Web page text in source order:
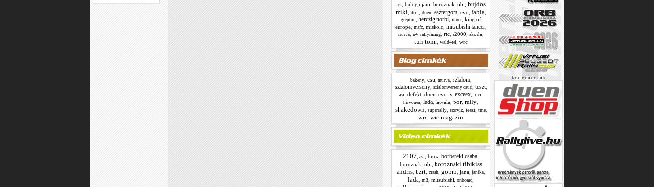
asi balogh jani boroznaki tibi bujdos
miki drift duen esztergom evo fabia
grepton herczig norbi, itiner, king of
europe mafc miskolc mitsubishi lancer
murva n4 rallyracing rte s2000 skoda
turi tomi wald4tel wrc
bakony csu murva szlalom
szlalomverseny szlalomverseny csuri teszt
asi defekt duen evo iv, exceex frici
hirvonen lada latvala por, rally
shakedown superrally, szerviz, teszt, tme,
wrc wrc magazin
2107 asi bmw, borbereki csaba
boroznaki tibi boroznaki tibikiss
andris bzrt crash gopro jana janika
lada m3 mitsubishi onboard
k e d v e n c e i n k